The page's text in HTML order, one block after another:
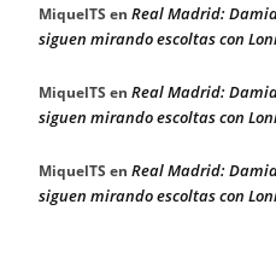
MiquelTS en Real Madrid:
siguen mirando escoltas con
MiquelTS en Real Madrid:
siguen mirando escoltas con
MiquelTS en Real Madrid:
siguen mirando escoltas con